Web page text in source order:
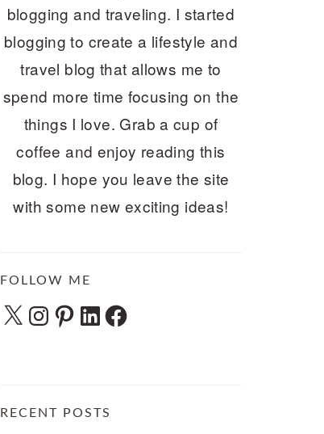
blogging and traveling. I started
blogging to create a lifestyle and
travel blog that allows me to
spend more time focusing on the
things I love. Grab a cup of
coffee and enjoy reading this
blog. I hope you leave the site
with some new exciting ideas!
FOLLOW ME
X Instagram
Pinterest
LinkedInFacebook
RECENT POSTS